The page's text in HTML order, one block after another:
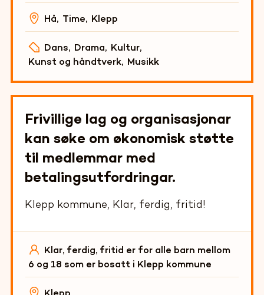
Hå, Time, Klepp
Dans, Drama, Kultur,
Kunst og håndtverk, Musikk
Frivillige lag og organisasjonar
kan søke om økonomisk støtte
til medlemmar med
betalingsutfordringar.
Klepp kommune, Klar, ferdig, fritid!
Klar, ferdig, fritid er for alle barn mellom
6 og 18 som er bosatt i Klepp kommune